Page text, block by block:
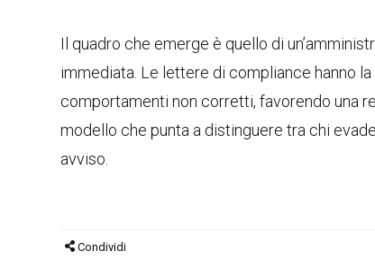
Il quadro che emerge è quello di
immediata. Le lettere di compliance hanno
comportamenti non corretti, favorendo una
modello che punta a distinguere tra chi
avviso.
Condividi